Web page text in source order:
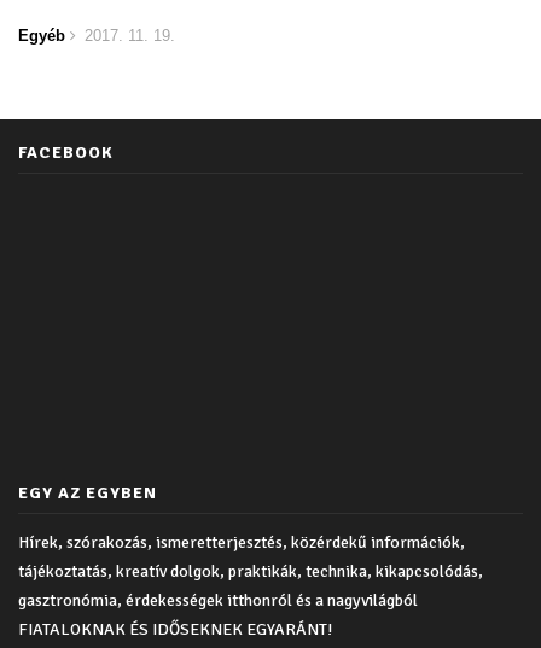
Egyéb 2017. 11. 19.
FACEBOOK
EGY AZ EGYBEN
Hírek, szórakozás, ismeretterjesztés, közérdekű információk,
tájékoztatás, kreatív dolgok, praktikák, technika, kikapcsolódás,
gasztronómia, érdekességek itthonról és a nagyvilágból
FIATALOKNAK ÉS IDŐSEKNEK EGYARÁNT!